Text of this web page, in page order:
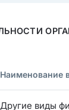
Наименование
Другие виды